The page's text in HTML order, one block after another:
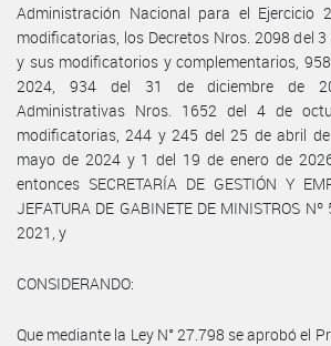
Administración Nacional para el Ejercicio
modificatorias, los Decretos Nros. 2098 del
y sus modificatorios y complementarios,
2024, 934 del 31 de diciembre de
Administrativas Nros. 1652 del 4 de
modificatorias, 244 y 245 del 25 de abril
mayo de 2024 y 1 del 19 de enero de
entonces SECRETARÍA DE GESTIÓN Y
JEFATURA DE GABINETE DE MINISTROS
2021, y
CONSIDERANDO:
Que mediante la Ley N° 27.798 se aprobó el